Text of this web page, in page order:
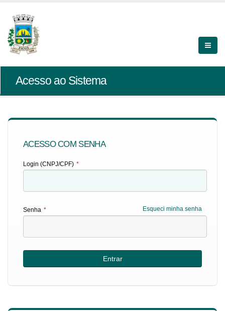
Acesso ao Sistema
ACESSO COM SENHA
Login (CNPJ/CPF) *
Esqueci minha senha
Senha *